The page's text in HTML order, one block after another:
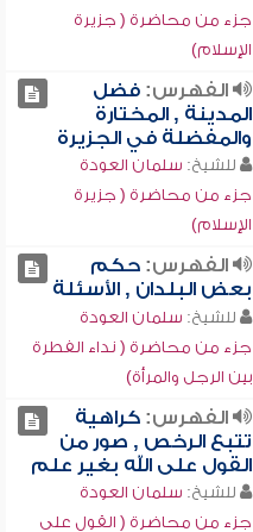
جزء من محاضرة ( جزيرة
الإسلام)
الفهرس:فضل
المدينة , المختارة
والمفضلة في الجزيرة
للشيخ: سلمان العودة
جزء من محاضرة ( جزيرة
الإسلام)
الفهرس:حكم
بعض البلدان , الأسئلة
للشيخ: سلمان العودة
جزء من محاضرة ( نداء الفطرة
بين الرجل والمرأة)
الفهرس:كراهية
تتبع الرخص , صور من
القول على الله بغير علم
للشيخ: سلمان العودة
جزء من محاضرة ( القول على